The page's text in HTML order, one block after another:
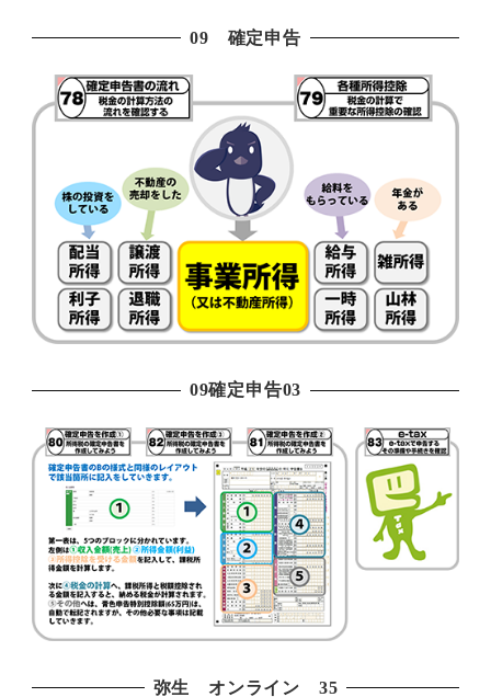
09 確定申告
09確定申告03
弥生 オンライン 35